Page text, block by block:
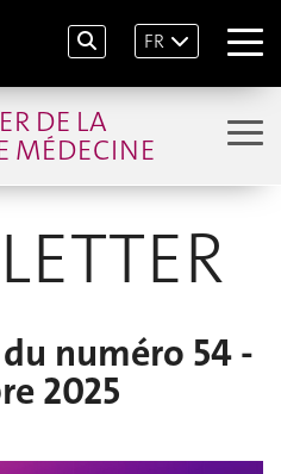
FR
DE LA
MÉDECINE
LETTER
numéro 54 -
2025